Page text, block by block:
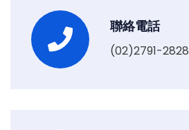
聯絡電話
(02)2791-2828